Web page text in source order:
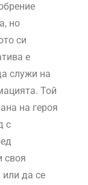
но
си
е
служи на
Той
на героя
с
своя
или да се